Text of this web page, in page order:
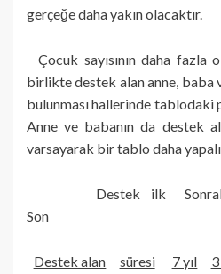
gerçeğe daha yakın olacaktır.
Çocuk sayısının daha fazla
birlikte destek alan anne, baba
bulunması hallerinde tablodaki
Anne ve babanın da destek
varsayarak bir tablo daha
Destek ilk Sonraki
Son
Destek alan süresi 7 yıl